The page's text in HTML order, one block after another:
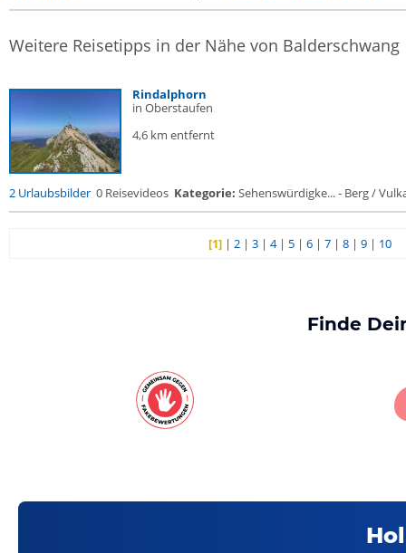
Weitere Reisetipps in der Nähe von Balderschwang
Rindalphorn
in Oberstaufen
4,6 km entfernt
2 Urlaubsbilder 0 Reisevideos Kategorie: Sehenswürdigke... - Berg /
[1]| 2| 3| 4| 5| 6| 7| 8| 9| 10
Finde